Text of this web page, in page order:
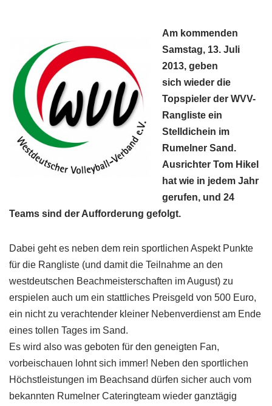
Am kommenden
Samstag, 13. Juli
2013, geben
sich wieder die
Topspieler der WVV-
Rangliste ein
Stelldichein im
Rumelner Sand.
Ausrichter Tom Hikel
hat wie in jedem Jahr
gerufen, und 24
Teams sind der Aufforderung gefolgt.
Dabei geht es neben dem rein sportlichen Aspekt Punkte
für die Rangliste (und damit die Teilnahme an den
westdeutschen Beachmeisterschaften im August) zu
erspielen auch um ein stattliches Preisgeld von 500 Euro,
ein nicht zu verachtender kleiner Nebenverdienst am Ende
eines tollen Tages im Sand.
Es wird also was geboten für den geneigten Fan,
vorbeischauen lohnt sich immer! Neben den sportlichen
Höchstleistungen im Beachsand dürfen sicher auch vom
bekannten Rumelner Cateringteam wieder ganztägig